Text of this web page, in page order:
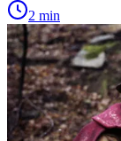
2 min